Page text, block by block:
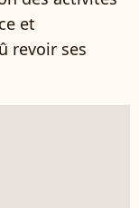
et
revoir ses